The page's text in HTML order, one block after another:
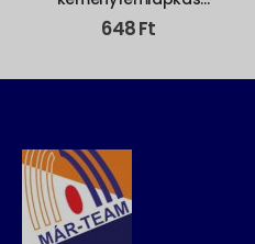
ütvefúrószár 6x210mm
648Ft